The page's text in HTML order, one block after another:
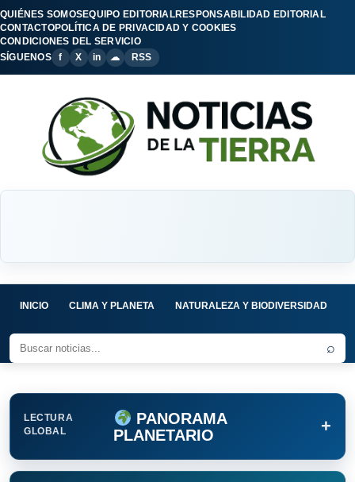
QUIÉNES SOMOSEQUIPO EDITORIALRESPONSABILIDAD EDITORIAL
CONTACTOPOLÍTICA DE PRIVACIDAD Y COOKIES
CONDICIONES DEL SERVICIO
SÍGUENOS
f X in ☁ RSS
INICIO CLIMA Y PLANETA NATURALEZA Y BIODIVERSIDAD
⌕
LECTURA
GLOBAL
PANORAMA
PLANETARIO
+